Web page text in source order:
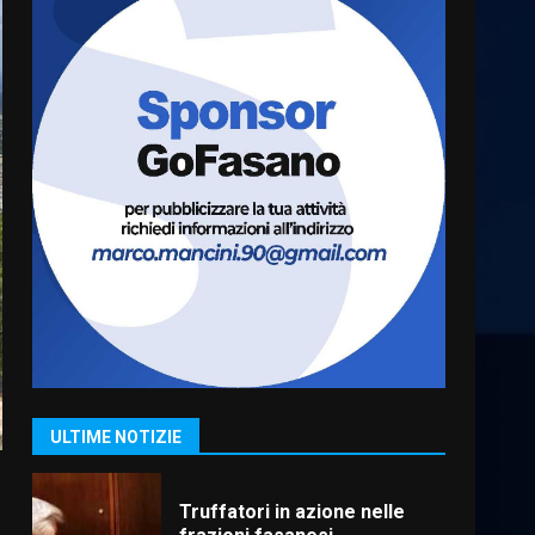
ULTIME NOTIZIE
Luca Fanigliulo è il nuovo
Presidente del Rotaract Club
Fasano
2 Agosto 2026 12:17
7
Il Premio Internazionale
Fajano torna a Savelletri
2 Agosto 2026 06:05
1
Serie D, l’Us Fasano è
escluso dal campionato
5 Agosto 2026 17:30
Truffatori in azione nelle